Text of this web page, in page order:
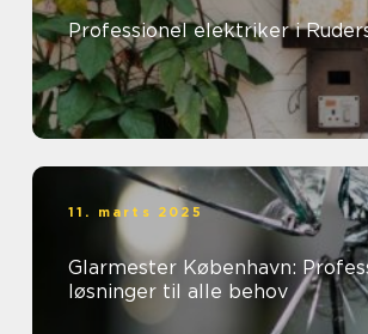
Professionel elektriker i
11. marts 2025
Glarmester København:
løsninger til alle behov